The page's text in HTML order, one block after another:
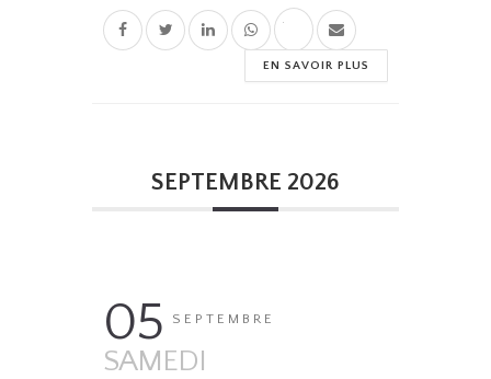
EN SAVOIR PLUS
SEPTEMBRE 2026
05 SEPTEMBRE
SAMEDI